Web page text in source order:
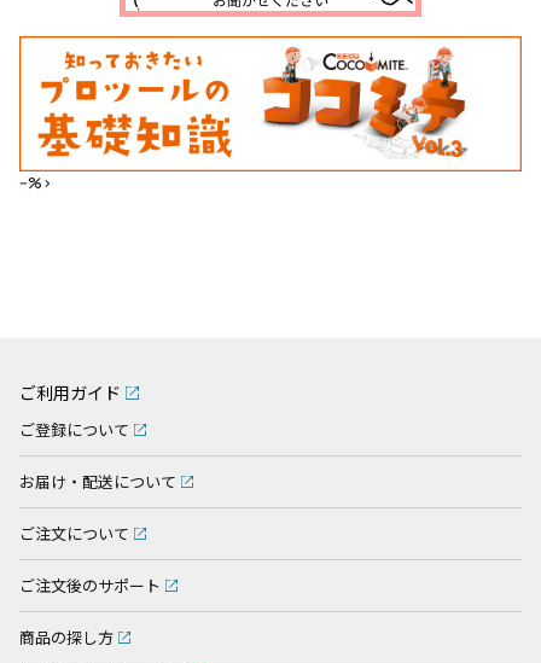
--%>
ご利用ガイド
ご登録について
お届け・配送について
ご注文について
ご注文後のサポート
商品の探し方